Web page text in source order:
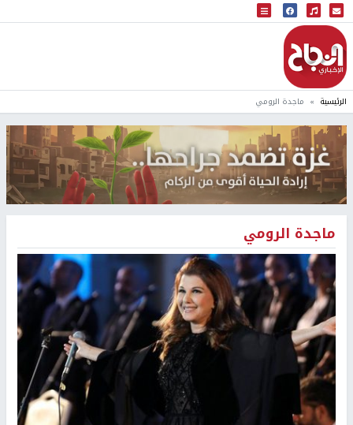
البث المباشر
إذاعة النجاح
الرئيسية ماجدة الرومي
ماجدة الرومي